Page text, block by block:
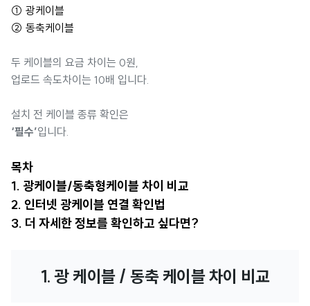
① 광케이블
② 동축케이블
두 케이블의 요금 차이는 0원,
업로드 속도차이는 10배 입니다.
설치 전 케이블 종류 확인은
‘필수’입니다.
목차
1. 광케이블/동축형케이블 차이 비교
2. 인터넷 광케이블 연결 확인법
3. 더 자세한 정보를 확인하고 싶다면?
1. 광 케이블 / 동축 케이블 차이 비교